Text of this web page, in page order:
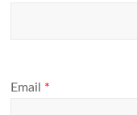
Email *